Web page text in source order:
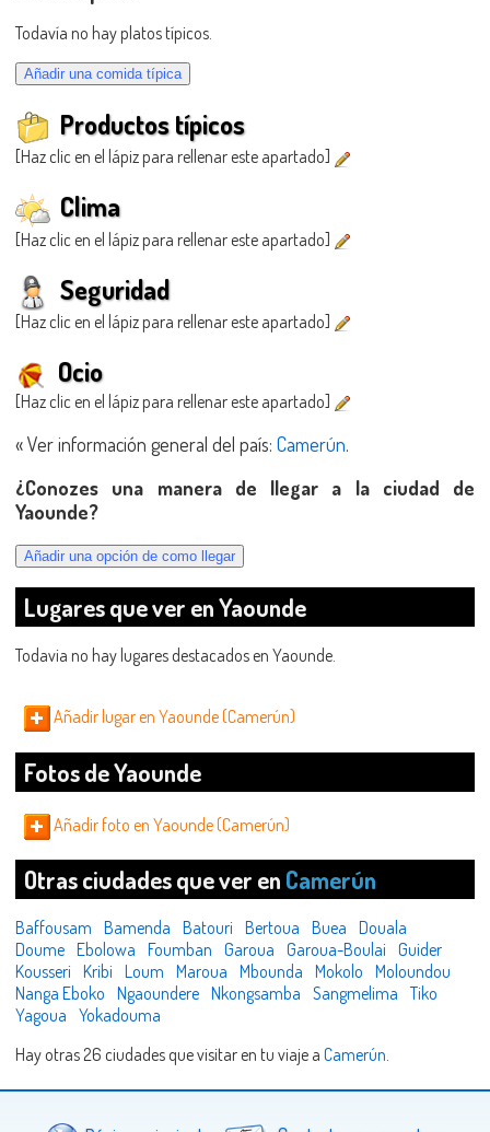
Todavía no hay platos típicos.
Productos típicos
[Haz clic en el lápiz para rellenar este apartado]
Clima
[Haz clic en el lápiz para rellenar este apartado]
Seguridad
[Haz clic en el lápiz para rellenar este apartado]
Ocio
[Haz clic en el lápiz para rellenar este apartado]
« Ver información general del país: Camerún.
¿Conozes una manera de llegar a la ciudad de
Yaounde?
Lugares que ver en Yaounde
Todavia no hay lugares destacados en Yaounde.
Añadir lugar en Yaounde (Camerún)
Fotos de Yaounde
Añadir foto en Yaounde (Camerún)
Otras ciudades que ver en Camerún
Baffousam Bamenda Batouri Bertoua Buea Douala
Doume Ebolowa Foumban Garoua Garoua-Boulai Guider
Kousseri Kribi Loum Maroua Mbounda Mokolo Moloundou
Nanga Eboko Ngaoundere Nkongsamba Sangmelima Tiko
Yagoua Yokadouma
Hay otras 26 ciudades que visitar en tu viaje a Camerún.